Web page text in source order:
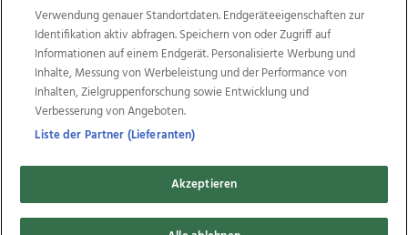
Weitere Angebote des Medienhauses Wimmer
TV1 di-mog-i.at OÖNow
Ischler Woche
Life Radio
OÖNachrichten
OÖN Immobilien
OÖN Karriere
OÖN Reise
Promenaden Galerien
Regionaljobs
wasistlos.at wirtrauern.at
Copyrights © 2026 Tips Zeitungs GmbH & Co KG
developed by
Verwendung genauer Standortdaten. Endgeräteeigenschaften zur
Identifikation aktiv abfragen. Speichern von oder Zugriff auf
Informationen auf einem Endgerät. Personalisierte Werbung und
Inhalte, Messung von Werbeleistung und der Performance von
Inhalten, Zielgruppenforschung sowie Entwicklung und
Verbesserung von Angeboten.
Liste der Partner (Lieferanten)
Akzeptieren